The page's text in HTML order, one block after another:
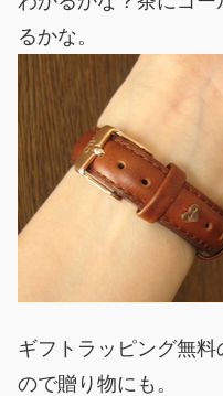
るかな。
ギフトラッピング無
ので贈り物にも。